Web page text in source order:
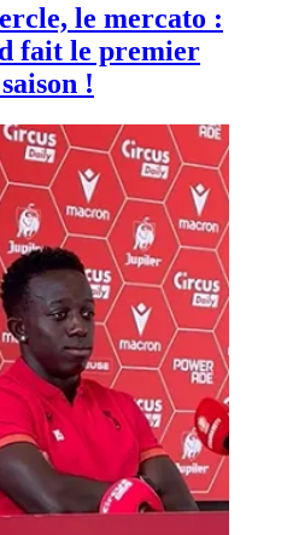
le mercato :
fait le premier
!